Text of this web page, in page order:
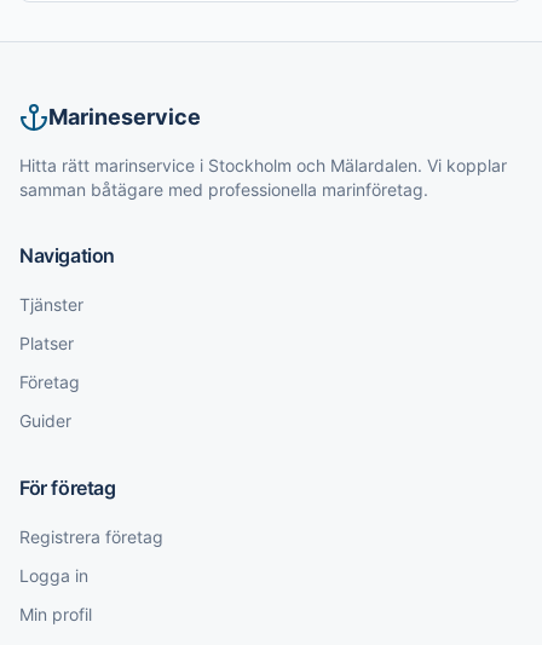
Marineservice
Hitta rätt marinservice i Stockholm och Mälardalen. Vi kopplar
samman båtägare med professionella marinföretag.
Navigation
Tjänster
Platser
Företag
Guider
För företag
Registrera företag
Logga in
Min profil